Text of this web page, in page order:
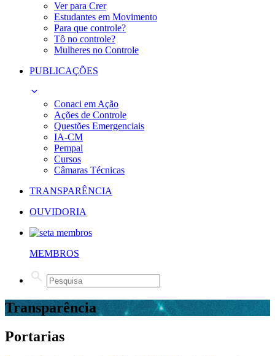
Ver para Crer
Estudantes em Movimento
Para que controle?
Tô no controle?
Mulheres no Controle
PUBLICAÇÕES
Conaci em Ação
Ações de Controle
Questões Emergenciais
IA-CM
Pempal
Cursos
Câmaras Técnicas
TRANSPARÊNCIA
OUVIDORIA
MEMBROS
Transparência
Portarias